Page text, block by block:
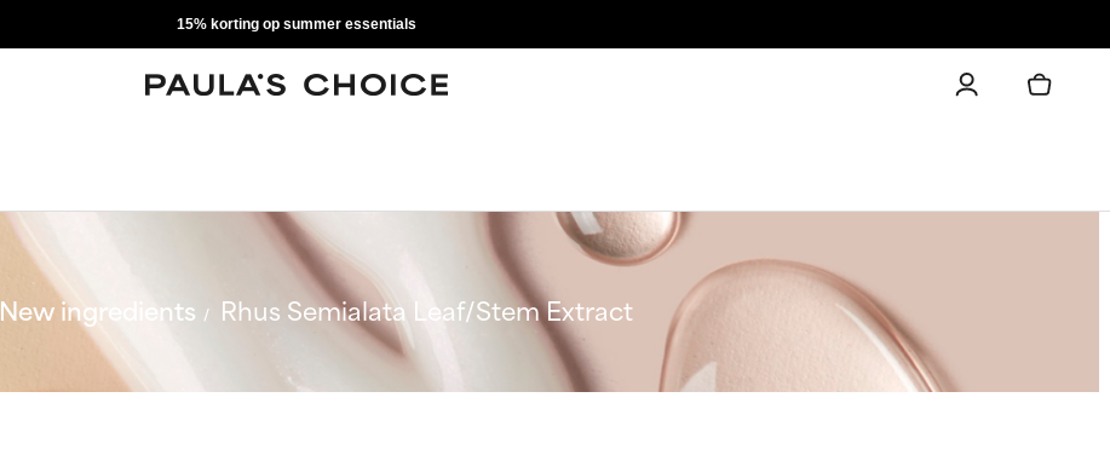
15% korting op summer essentials
New ingredients
Rhus Semialata Leaf/Stem Extract